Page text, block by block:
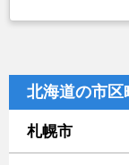
北海道の市区
札幌市